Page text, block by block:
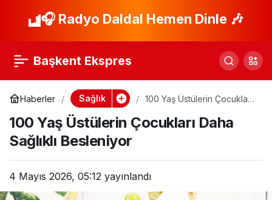
🎧 Radyo Daldal Hemen Dinle 🎶
Başkent Ekspres
Haberler Sağlık
100 Yaş Üstülerin Çocukları
100 Yaş Üstülerin Çocukları Daha
Sağlıklı Besleniyor
4 Mayıs 2026, 05:12 yayınlandı
Akciğer Sağlığı İçin
Gerekenler
Paylaş